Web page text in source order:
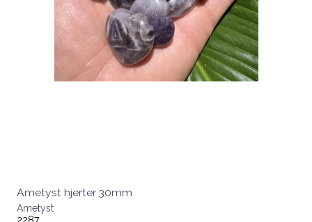
Ametyst hjerter 30mm
Ametyst